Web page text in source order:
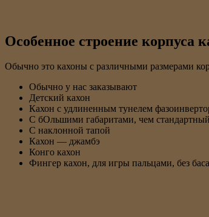
Особенное строение корпуса
Обычно это кахоны с различными размерами
Обычно у нас заказывают
Детский кахон
Кахон с удлиненным тунелем
С бОльшими габаритами, чем
С наклонной тапой
Кахон — джамбэ
Конго кахон
Фингер кахон, для игры пальцами, без